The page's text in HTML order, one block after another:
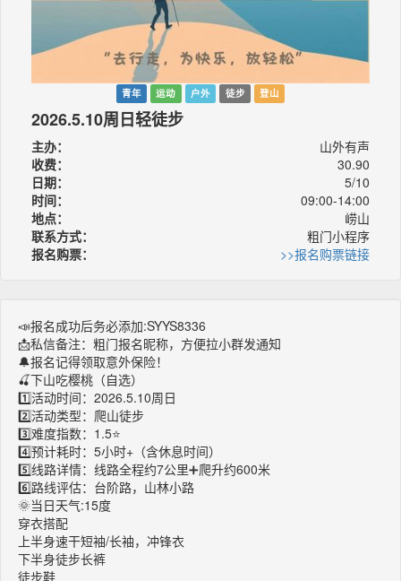
青年 运动 户外 徒步 登山
2026.5.10周日轻徒步
主办：
山外有声
收费：
30.90
日期：
5/10
时间：
09:00-14:00
地点：
崂山
联系方式：
粗门小程序
报名购票：
>>报名购票链接
📣报名成功后务必添加:SYYS8336
📩私信备注：粗门报名昵称，方便拉小群发通知
🔔报名记得领取意外保险！
🍒下山吃樱桃（自选）
1️⃣活动时间：2026.5.10周日
2️⃣活动类型：爬山徒步
3️⃣难度指数：1.5⭐️
4️⃣预计耗时：5小时+（含休息时间）
5️⃣线路详情：线路全程约7公里➕爬升约600米
6️⃣路线评估：台阶路，山林小路
🌞当日天气:15度
穿衣搭配
上半身速干短袖/长袖，冲锋衣
下半身徒步长裤
徒步鞋